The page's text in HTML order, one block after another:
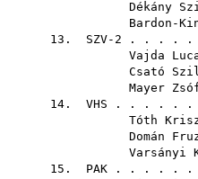
Dékány
Bardon-
13. SZV-2 . . . .
Vajda
Csató
Mayer
14. VHS . . . . . .
Tóth
Domán
Varsányi
15. PAK . . . . . .